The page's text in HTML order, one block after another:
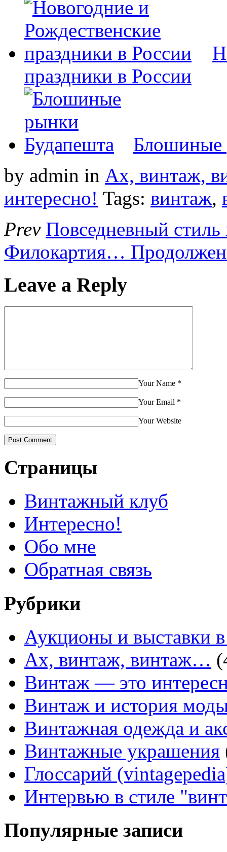
праздники в России
Блошиные
by admin in Ах, винтаж,
интересно! Tags: винтаж,
Prev Повседневный стиль
Филокартия…
Leave a Reply
Your Name *
Your Email *
Your Website
Страницы
Винтажный клуб
Интересно!
Обо мне
Обратная связь
Рубрики
Аукционы и выставки
Ах, винтаж, винтаж…
Винтаж — это
Винтаж и история
Винтажная одежда и
Винтажные украшения
Глоссарий
Интервью в стиле
Популярные записи